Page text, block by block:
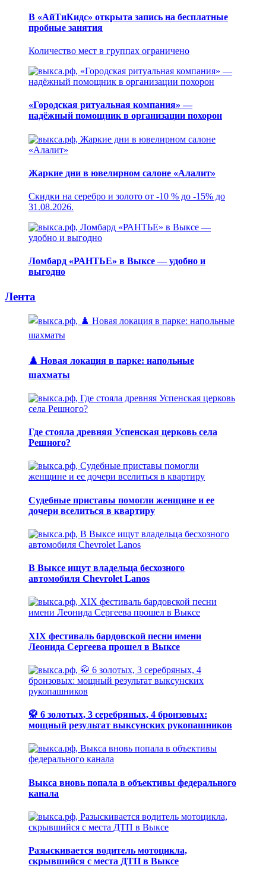
В «АйТиКидс» открыта запись на бесплатные
пробные занятия
Количество мест в группах ограничено
«Городская ритуальная компания» —
надёжный помощник в организации похорон
Жаркие дни в ювелирном салоне «Алалит»
Скидки на серебро и золото от -10 % до -15% до
31.08.2026.
Ломбард «РАНТЬЕ» в Выксе — удобно и
выгодно
Лента
♟️ Новая локация в парке: напольные
шахматы
Где стояла древняя Успенская церковь села
Решного?
Судебные приставы помогли женщине и ее
дочери вселиться в квартиру
В Выксе ищут владельца бесхозного
автомобиля Chevrolet Lanos
XIX фестиваль бардовской песни имени
Леонида Сергеева прошел в Выксе
🥋 6 золотых, 3 серебряных, 4 бронзовых:
мощный результат выксунских рукопашников
Выкса вновь попала в объективы федерального
канала
Разыскивается водитель мотоцикла,
скрывшийся с места ДТП в Выксе